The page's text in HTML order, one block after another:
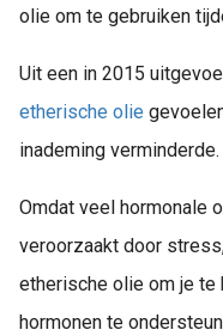
olie om te gebruiken
Uit een in 2015
etherische olie
inademing verminderde.
Omdat veel hormonale
veroorzaakt door
etherische olie om je
hormonen te